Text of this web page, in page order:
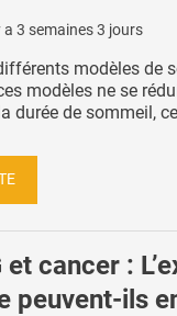
a 3 semaines 3 jours
modèles de
modèles ne se
durée de sommeil,
et cancer :
peuvent-ils